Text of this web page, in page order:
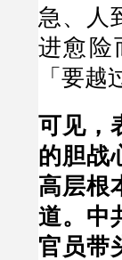
急、人
进愈险
「要
可见，
的胆战
高层根
道。中
官员带